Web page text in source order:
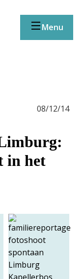
Menu
08/12/14
in het